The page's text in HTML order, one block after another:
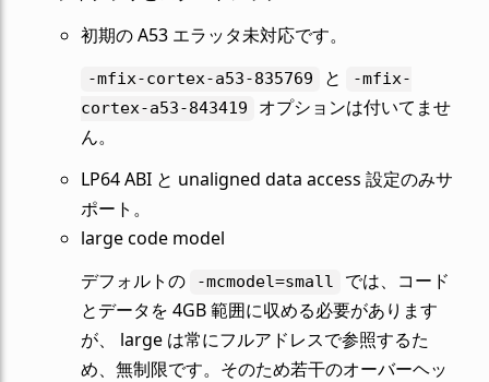
初期の A53 エラッタ未対応です。
-mfix-cortex-a53-835769 と
-mfix-
cortex-a53-843419
オプションは付いてませ
ん。
LP64 ABI と unaligned data access 設定のみサ
ポート。
large code model
デフォルトの
-mcmodel=small
では、コード
とデータを 4GB 範囲に収める必要があります
が、 large は常にフルアドレスで参照するた
め、無制限です。そのため若干のオーバーヘッ